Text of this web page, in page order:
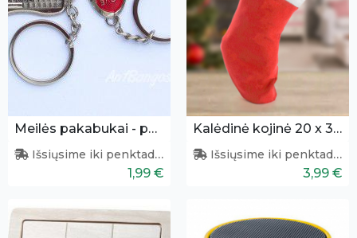
Meilės pakabukai - pelytė ir klaviatūra
Išsiųsime iki penktadienio
1,99 €
Kalėdinė kojinė 20 x 32 cm
Išsiųsime iki penktadienio
3,99 €